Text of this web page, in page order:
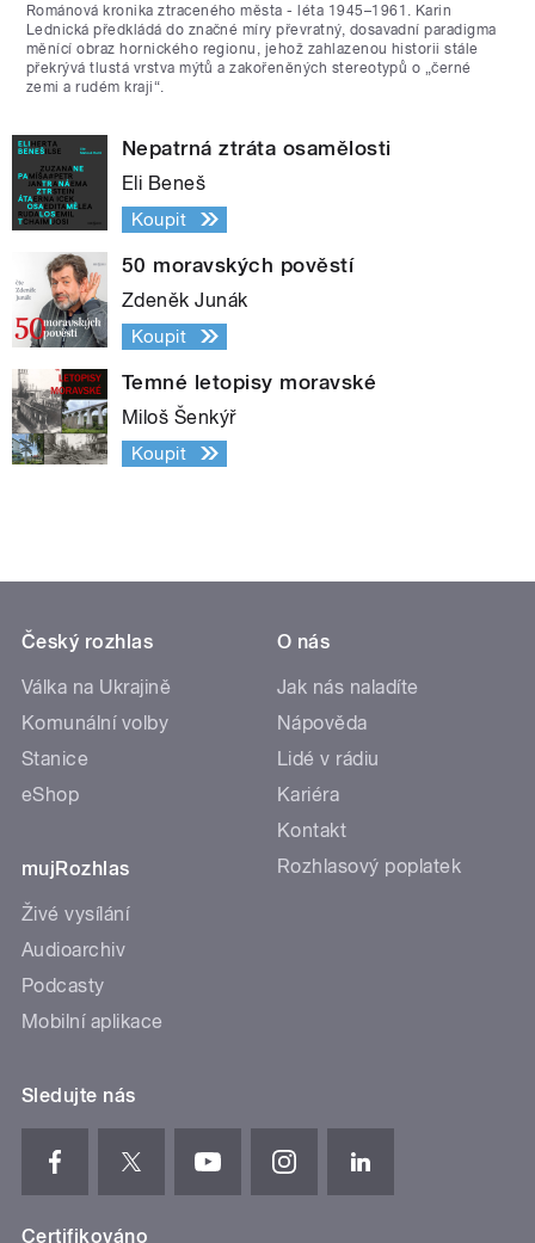
Románová kronika ztraceného města - léta 1945–1961. Karin
Lednická předkládá do značné míry převratný, dosavadní paradigma
měnící obraz hornického regionu, jehož zahlazenou historii stále
překrývá tlustá vrstva mýtů a zakořeněných stereotypů o „černé
zemi a rudém kraji“.
Nepatrná ztráta osamělosti
Eli Beneš
Koupit
50 moravských pověstí
Zdeněk Junák
Koupit
Temné letopisy moravské
Miloš Šenkýř
Koupit
Český rozhlas
Válka na Ukrajině
Komunální volby
Stanice
eShop
mujRozhlas
Živé vysílání
Audioarchiv
Podcasty
Mobilní aplikace
O nás
Jak nás naladíte
Nápověda
Lidé v rádiu
Kariéra
Kontakt
Rozhlasový poplatek
Sledujte nás
Certifikováno